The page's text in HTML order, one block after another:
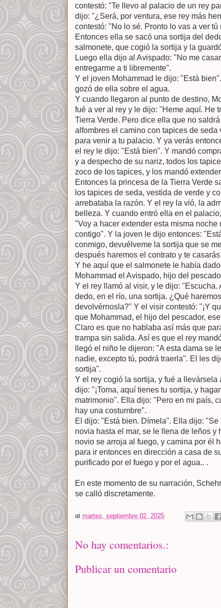
contestó: "Te llevo al palacio de un rey
dijo: "¿Será, por ventura, ese rey más
contestó: "No lo sé. Pronto lo vas a ver
Entonces ella se sacó una sortija del
salmonete, que cogió la sortija y la
Luego ella dijo al Avispado: "No me
entregarme a ti libremente".
Y el joven Mohammad le dijo: "Está
gozó de ella sobre el agua.
Y cuando llegaron al punto de destino,
fué a ver al rey y le dijo: "Heme aquí. He
Tierra Verde. Pero dice ella que no
alfombres el camino con tapices de
para venir a tu palacio. Y ya verás
el rey le dijo: "Está bien". Y mandó
y a despecho de su nariz, todos los
zoco de los tapices, y los mandó
Entonces la princesa de la Tierra Verde
los tapices de seda, vestida de verde y
arrebataba la razón. Y el rey la vió, la
belleza. Y cuando entró ella en el
"Voy a hacer extender esta misma noche
contigo". Y la joven le dijo entonces:
conmigo, devuélveme la sortija que se
después haremos el contrato y te
Y he aquí que el salmonete le había
Mohammad el Avispado, hijo del
Y el rey llamó al visir, y le dijo: "Escucha.
dedo, en el río, una sortija. ¿Qué
devolvérnosla?" Y el visir contestó: "¡Y
que Mohammad, el hijo del pescador,
Claro es que no hablaba así más que
trampa sin salida. Así es que el rey
llegó el niño le dijeron: "A esta dama se
nadie, excepto tú, podrá traerla". El les
sortija".
Y el rey cogió la sortija, y fué a llevársela
dijo: "¡Toma, aquí tienes tu sortija, y
matrimonio". Ella dijo: "Pero en mi país,
hay una costumbre".
El dijo: "Está bien. Dímela". Ella dijo:
novia hasta el mar, se le llena de leños y
novio se arroja al fuego, y camina por él
para ir entonces en dirección a casa de
purificado por el fuego y por el agua.. .
En este momento de su narración,
se calló discretamente.
at martes, septiembre 02, 2025
No hay comentarios.:
Publicar un comentario